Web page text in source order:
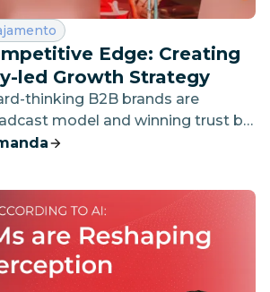
Edge: Creating
led Growth Strategy
thinking B2B brands are
model and winning trust by
humanly, and in the right